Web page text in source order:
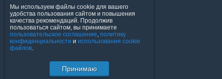
Политика конфиденциальности
Продавцы
© FavoritMarket.com
Мы используем файлы cookie для вашего
удобства пользования сайтом и повышения
качества рекомендаций. Продолжив
пользоваться сайтом, вы принимаете
пользовательское соглашение, политику
конфиденциальности и использования cookie
файлов.
Принимаю